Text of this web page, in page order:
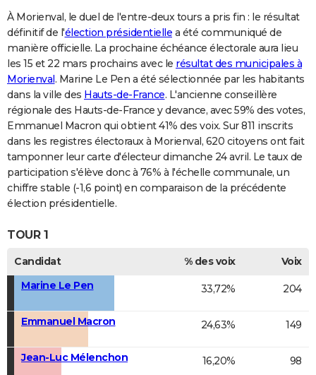
À Morienval, le duel de l'entre-deux tours a pris fin : le résultat
définitif de l'élection présidentielle a été communiqué de
manière officielle. La prochaine échéance électorale aura lieu
les 15 et 22 mars prochains avec le résultat des municipales à
Morienval. Marine Le Pen a été sélectionnée par les habitants
dans la ville des Hauts-de-France. L'ancienne conseillère
régionale des Hauts-de-France y devance, avec 59% des votes,
Emmanuel Macron qui obtient 41% des voix. Sur 811 inscrits
dans les registres électoraux à Morienval, 620 citoyens ont fait
tamponner leur carte d'électeur dimanche 24 avril. Le taux de
participation s'élève donc à 76% à l'échelle communale, un
chiffre stable (-1,6 point) en comparaison de la précédente
élection présidentielle.
TOUR 1
Candidat % des voix
Voix
Marine Le Pen
33,72% 204
Emmanuel Macron 24,63% 149
Jean-Luc Mélenchon 16,20% 98